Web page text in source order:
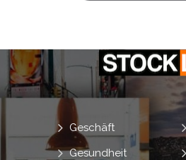
Geschäft
Gesundheit